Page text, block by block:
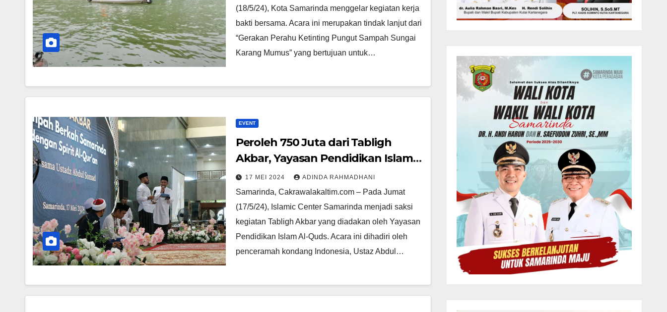
(18/5/24), Kota Samarinda menggelar kegiatan kerja
bakti bersama. Acara ini merupakan tindak lanjut dari
“Gerakan Perahu Ketinting Pungut Sampah Sungai
Karang Mumus” yang bertujuan untuk…
EVENT
Peroleh 750 Juta dari Tabligh
Akbar, Yayasan Pendidikan Islam
Al-Quds Niatkan Bangun Kelas
dan Asrama
17 MEI 2024 ADINDA RAHMADHANI
Samarinda, Cakrawalakaltim.com – Pada Jumat
(17/5/24), Islamic Center Samarinda menjadi saksi
kegiatan Tabligh Akbar yang diadakan oleh Yayasan
Pendidikan Islam Al-Quds. Acara ini dihadiri oleh
penceramah kondang Indonesia, Ustaz Abdul…